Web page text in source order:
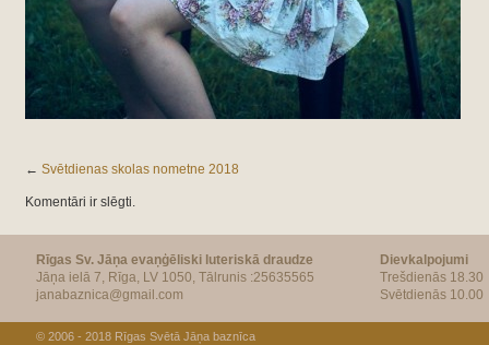
← Svētdienas skolas nometne 2018
Komentāri ir slēgti.
Rīgas Sv. Jāņa evaņģēliski luteriskā draudze
Jāņa ielā 7, Rīga, LV 1050, Tālrunis :25635565
janabaznica@gmail.com
Dievkalpojumi
Trešdienās 18.30
Svētdienās 10.00
© 2006 - 2018 Rīgas Svētā Jāņa baznīca